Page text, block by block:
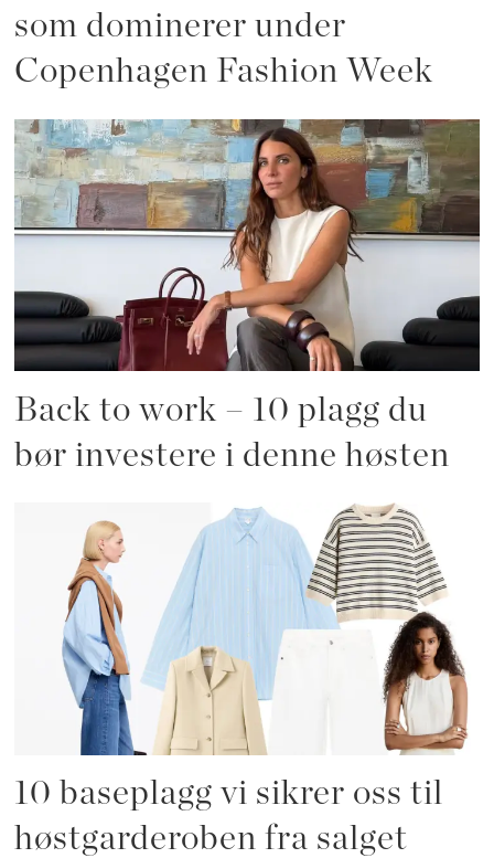
som dominerer under
Copenhagen Fashion Week
Back to work – 10 plagg du
bør investere i denne høsten
10 baseplagg vi sikrer oss til
høstgarderoben fra salget